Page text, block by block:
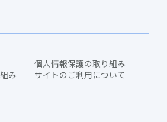
個人情報保護の取り組み
み
サイトのご利用について